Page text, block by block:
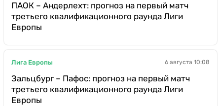
ПАОК – Андерлехт: прогноз на первый матч
третьего квалификационного раунда Лиги
Европы
Лига Европы 6 августа 10:08
Зальцбург – Пафос: прогноз на первый матч
третьего квалификационного раунда Лиги
Европы